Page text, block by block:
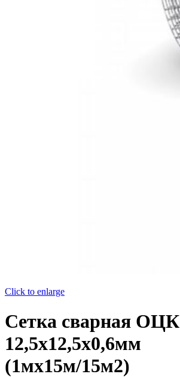
Click to enlarge
Сетка сварная ОЦК
12,5х12,5х0,6мм
(1мх15м/15м2)